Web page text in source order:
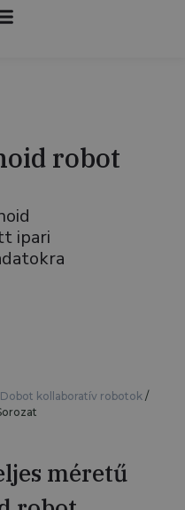
robot
ipari
Dobot kollaboratív robotok/
méretű